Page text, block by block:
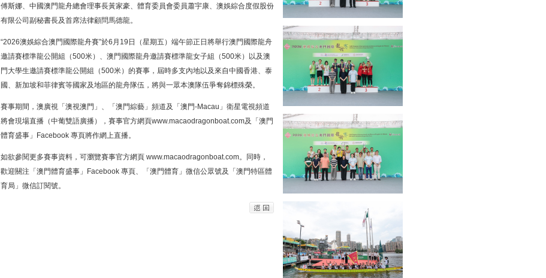
傅斯娜、中國澳門龍舟總會理事長黃家豪、體育委員會委員蕭宇康、澳娛綜合度假股份
有限公司副秘書長及首席法律顧問馬德龍。
“2026澳娛綜合澳門國際龍舟賽”於6月19日（星期五）端午節正日將舉行澳門國際龍舟
邀請賽標準龍公開組（500米）、澳門國際龍舟邀請賽標準龍女子組（500米）以及澳
門大學生邀請賽標準龍公開組（500米）的賽事，屆時多支內地以及來自中國香港、泰
國、新加坡和菲律賓等國家及地區的龍舟隊伍，將與一眾本澳隊伍爭奪錦標殊榮。
賽事期間，澳廣視「澳視澳門」、「澳門綜藝」頻道及「澳門-Macau」衛星電視頻道
將會現場直播（中葡雙語廣播），賽事官方網頁www.macaodragonboat.com及「澳門
體育盛事」Facebook 專頁將作網上直播。
如欲參閱更多賽事資料，可瀏覽賽事官方網頁 www.macaodragonboat.com。同時，
歡迎關注「澳門體育盛事」Facebook 專頁、「澳門體育」微信公眾號及「澳門特區體
育局」微信訂閱號。